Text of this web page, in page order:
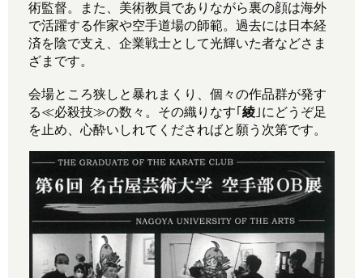
術監督。また、美術教員でありながら裏の顔は海外
で活躍する作家や空手道場の師範。 過去には日本経
済を陰で支え、企業戦士として光輝いた者などさま
ざまです。
会場ところ狭しと暴れまくり、個々の作品群が発す
る≪必殺技≫の数々。その織りなす｢ 綾 ｣にどうぞ足
を止め、心酔いしれてくださればと願う次第です。